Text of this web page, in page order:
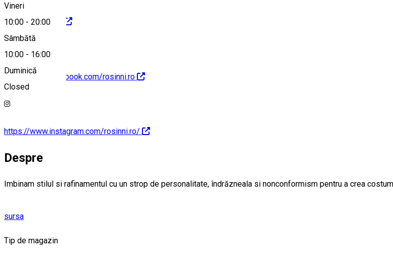
Vineri
10:00 - 20:00
Sâmbătă
10:00 - 16:00
Duminică
Closed
https://rosinni.ro
https://www.facebook.com/rosinni.ro
https://www.instagram.com/rosinni.ro/
Despre
Imbinam stilul si rafinamentul cu un strop de personalitate, îndrăzneala si nonconformism pentru a crea
sursa
Tip de magazin